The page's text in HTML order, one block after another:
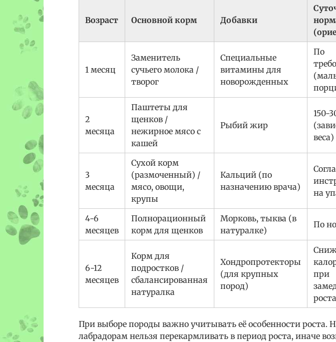
Возраст Основной корм Добавки
1 месяц
Заменитель
сучьего молока /
творог
Специальные
витамины для
новорожденных
По
2
месяца
Паштеты для
щенков /
нежирное мясо с
кашей
Рыбий жир
150-
веса)
3
месяца
Сухой корм
(размоченный) /
мясо, овощи,
крупы
Кальций (по
назначению врача)
на
4-6
месяцев
Полнорационный
корм для щенков
Морковь, тыква (в
натуралке)
По
6-12
месяцев
Корм для
подростков /
сбалансированная
натуралка
Хондропротекторы
(для крупных
пород)
при
роста
При выборе породы важно учитывать её особенности роста.
лабрадорам нельзя перекармливать в период роста, иначе